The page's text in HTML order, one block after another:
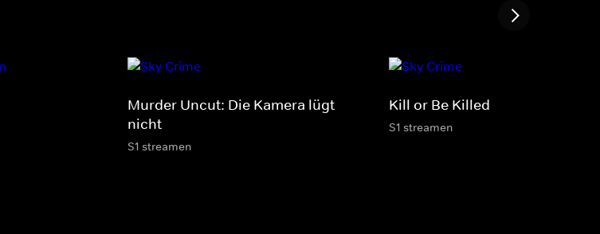
Murder Uncut: Die Kamera lügt
nicht
S1 streamen
Kill or Be Killed
S1 streamen